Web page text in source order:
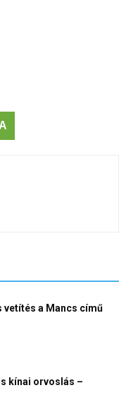
vetítés a Mancs című
kínai orvoslás –